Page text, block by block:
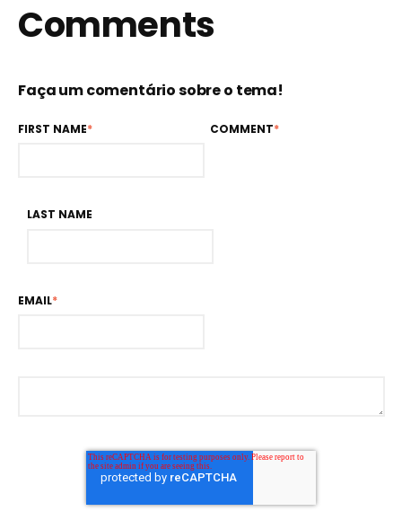
Comments
Faça um comentário sobre o tema!
FIRST NAME*
LAST NAME
EMAIL*
COMMENT*